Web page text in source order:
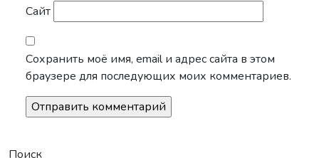
Сайт
Сохранить моё имя, email и адрес сайта в этом
браузере для последующих моих комментариев.
Поиск